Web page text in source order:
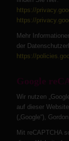
https://
https://
Mehr
der
https://
Google
Wir nutzen
auf dieser
(„Google“),
Mit reCAPTCHA